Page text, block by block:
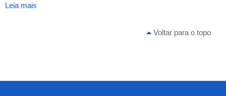
Leia mais
Voltar para o topo